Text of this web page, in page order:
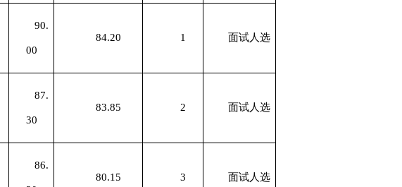
90.
00
84.20 1 面试人选
87.
30
83.85 2 面试人选
86.
80.15 3 面试人选